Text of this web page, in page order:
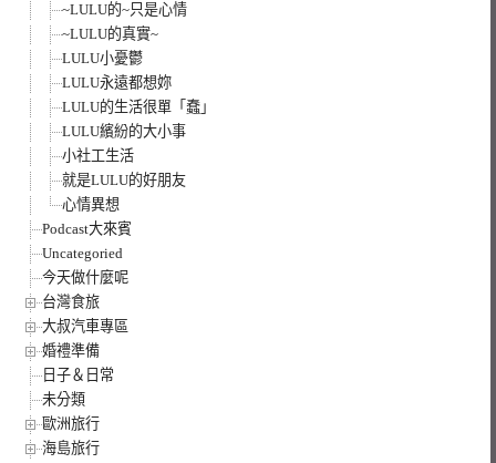
~LULU的~只是心情
~LULU的真實~
LULU小憂鬱
LULU永遠都想妳
LULU的生活很單「蠢」
LULU繽紛的大小事
小社工生活
就是LULU的好朋友
心情異想
Podcast大來賓
Uncategoried
今天做什麼呢
台灣食旅
大叔汽車專區
婚禮準備
日子＆日常
未分類
歐洲旅行
海島旅行